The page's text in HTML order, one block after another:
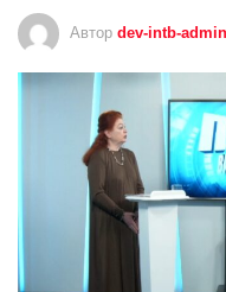
Автор dev-intb-